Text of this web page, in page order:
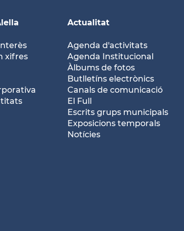
xifres
Actualitat
Agenda d'activitats
Agenda Institucional
Àlbums de fotos
Butlletíns electrònics
Canals de comunicació
El Full
Escrits grups municipals
Exposicions temporals
Notícies